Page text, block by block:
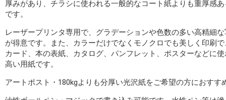
厚みがあり、チラシに使われる一般的なコート紙よりも重厚感
です。
レーザープリンタ専用で、グラデーションや色数の多い高精細
が得意です。また、カラーだけでなくモノクロでも美しく印刷
カード、本の表紙、カタログ、パンフレット、ポスターなどに
高い用紙です。
アートポスト・180kgよりも分厚い光沢紙をご希望の方におすす